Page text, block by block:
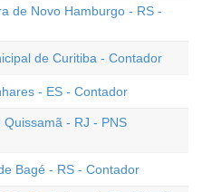
de Novo Hamburgo - RS -
de Curitiba - Contador
- ES - Contador
- RJ - PNS
Bagé - RS - Contador